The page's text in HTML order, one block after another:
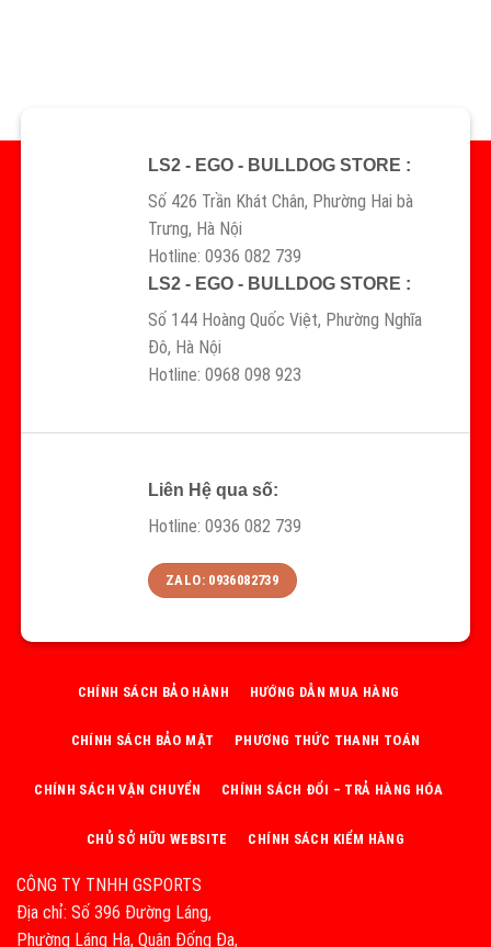
LS2 - EGO - BULLDOG STORE :
Số 426 Trần Khát Chân, Phường Hai bà
Trưng, Hà Nội
Hotline: 0936 082 739
LS2 - EGO - BULLDOG STORE :
Số 144 Hoàng Quốc Việt, Phường Nghĩa
Đô, Hà Nội
Hotline: 0968 098 923
Liên Hệ qua số:
Hotline: 0936 082 739
ZALO: 0936082739
CÔNG TY TNHH GSPORTS
Địa chỉ: Số 396 Đường Láng,
Phường Láng Hạ, Quận Đống Đa,
CHÍNH SÁCH BẢO HÀNH HƯỚNG DẪN MUA HÀNG
CHÍNH SÁCH BẢO MẬT PHƯƠNG THỨC THANH TOÁN
CHÍNH SÁCH VẬN CHUYỂN CHÍNH SÁCH ĐỔI – TRẢ HÀNG HÓA
CHỦ SỞ HỮU WEBSITE CHÍNH SÁCH KIỂM HÀNG